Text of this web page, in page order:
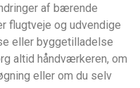
af bærende
flugtveje og udvendige
eller byggetilladelse
altid håndværkeren, om
eller om du selv